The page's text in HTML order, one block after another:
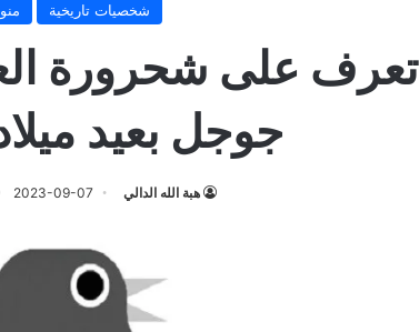
شخصيات تاريخية
تعرف على شحرورة
جوجل بعيد
هبة الله الدالي 2023-09-07